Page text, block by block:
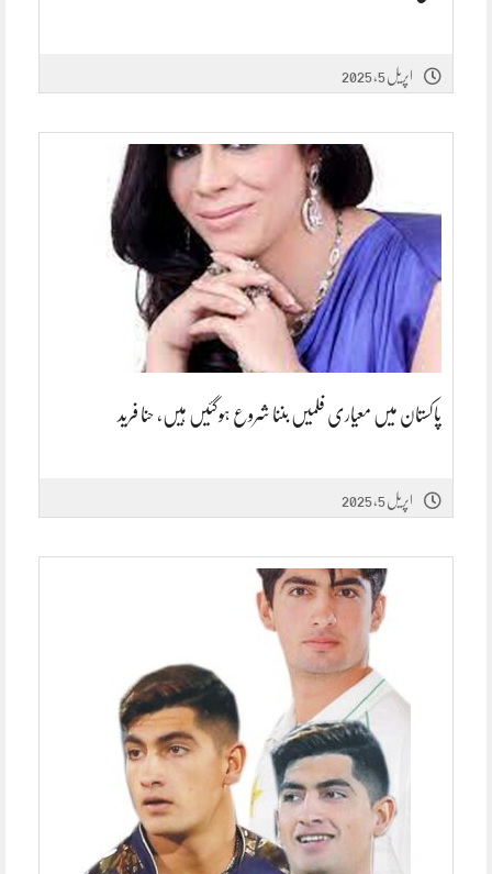
اپریل 5, 2025
پاکستان میں معیاری فلمیں بننا شروع ہوگئیں ہیں، حنا فرید
اپریل 5, 2025